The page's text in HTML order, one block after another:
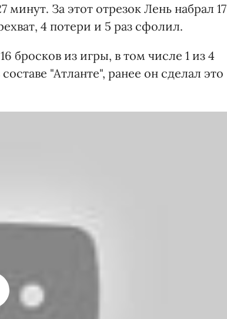
минут. За этот отрезок Лень набрал 17
4 потери и 5 раз сфолил.
бросков из игры, в том числе 1 из 4
"Атланте", ранее он сделал это